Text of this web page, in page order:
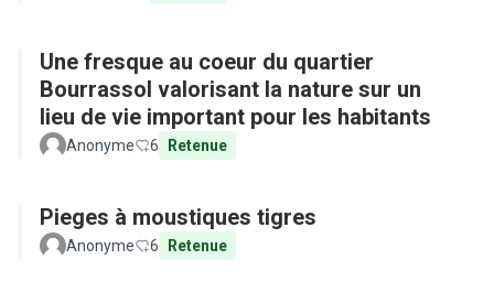
Une fresque au coeur du quartier
Bourrassol valorisant la nature sur un
lieu de vie important pour les habitants
Anonyme 6 Retenue
Pieges à moustiques tigres
Anonyme 6 Retenue